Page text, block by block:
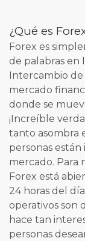
¿Qué es
Forex es
de palabras en
Intercambio de
mercado
donde se
¡Increíble
tanto asombra
personas
mercado. Para
Forex está
24 horas del
operativos son
hace tan
personas